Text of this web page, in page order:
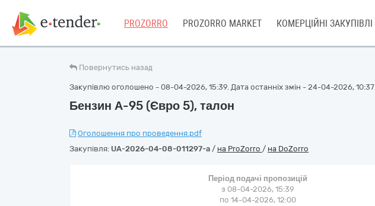
PROZORRO PROZORRO MARKET КОМЕРЦІЙНІ ЗАКУПІВЛІ
Повернутись назад
Закупівлю оголошено - 08-04-2026, 15:39. Дата останніх змін - 24-04-2026, 10:37
Бензин А-95 (Євро 5), талон
Оголошення про проведення.pdf
Закупівля: UA-2026-04-08-011297-a / на ProZorro / на DoZorro
Період подачі пропозицій
з 08-04-2026, 15:39
по 14-04-2026, 12:00